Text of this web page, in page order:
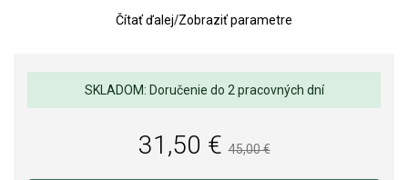
Čítať ďalej/Zobraziť parametre
SKLADOM: Doručenie do 2 pracovných dní
31,50 € 45,00 €